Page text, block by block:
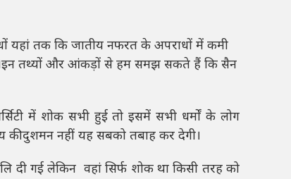
यहां तक कि जातीय नफरत के अपराधों में कमी
है।इन तथ्यों और आंकड़ों से हम समझ सकते हैं कि सैन
में शोक सभी हुई तो इसमें सभी धर्मों के लोग
दुशमन नहीं यह सबको तबाह कर देगी।
दी गई लेकिन वहां सिर्फ शोक था किसी तरह को